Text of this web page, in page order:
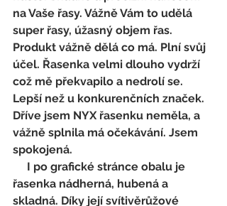
na Vaše řasy. Vážně Vám to udělá
super řasy, úžasný objem řas.
Produkt vážně dělá co má. Plní svůj
účel. Řasenka velmi dlouho vydrží
což mě překvapilo a nedrolí se.
Lepší než u konkurenčních značek.
Dříve jsem NYX řasenku neměla, a
vážně splnila má očekávání. Jsem
spokojená.
řasenka nádherná, hubená a
skladná. Díky její svítivěrůžové